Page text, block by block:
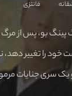
فانتزی
پینگ بو، پس از
را تغییر دهد،
سری جنایات